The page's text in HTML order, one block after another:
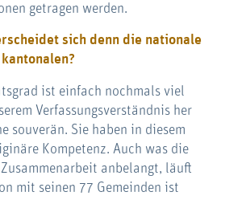
getragen werden.
sich denn die nationale
ist einfach nochmals viel
Verfassungsverständnis her
souverän. Sie haben in diesem
Kompetenz. Auch was die
anbelangt, läuft
mit seinen 77 Gemeinden ist